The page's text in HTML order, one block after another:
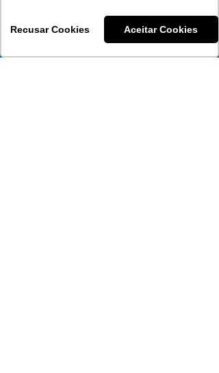
Recusar Cookies Aceitar Cookies